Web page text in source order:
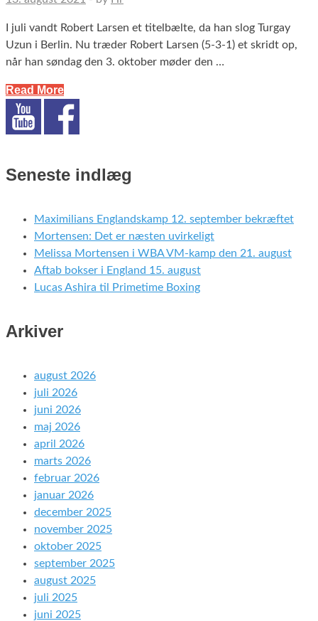
I juli vandt Robert Larsen et titelbælte, da han slog Turgay
Uzun i Berlin. Nu træder Robert Larsen (5-3-1) et skridt op,
når han søndag den 3. oktober møder den …
Read More
Seneste indlæg
Maximilians Englandskamp 12. september bekræftet
Mortensen: Det er næsten uvirkeligt
Melissa Mortensen i WBA VM-kamp den 21. august
Aftab bokser i England 15. august
Lucas Ashira til Primetime Boxing
Arkiver
august 2026
juli 2026
juni 2026
maj 2026
april 2026
marts 2026
februar 2026
januar 2026
december 2025
november 2025
oktober 2025
september 2025
august 2025
juli 2025
juni 2025